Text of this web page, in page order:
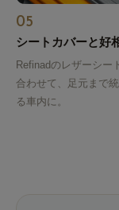
05
シートカバーと好
Refinadのレザーシー
合わせて、足元まで
る車内に。